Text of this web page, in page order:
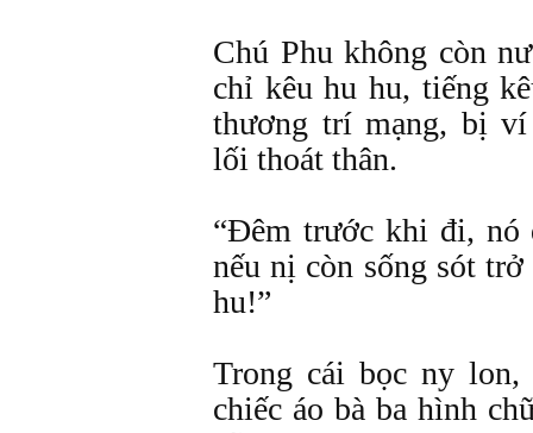
Chú Phu không còn
chỉ kêu hu hu, tiếng
thương trí mạng, bị ví
lối thoát thân.
“Đêm trước khi đi, nó
nếu nị còn sống sót
hu!”
Trong cái bọc ny
chiếc áo bà ba hình